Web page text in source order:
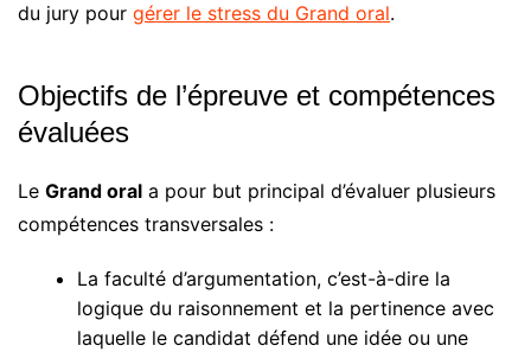
du jury pour gérer le stress du Grand oral.
Objectifs de l’épreuve et compétences
évaluées
Le Grand oral a pour but principal d’évaluer plusieurs
compétences transversales :
La faculté d’argumentation, c’est-à-dire la
logique du raisonnement et la pertinence avec
laquelle le candidat défend une idée ou une